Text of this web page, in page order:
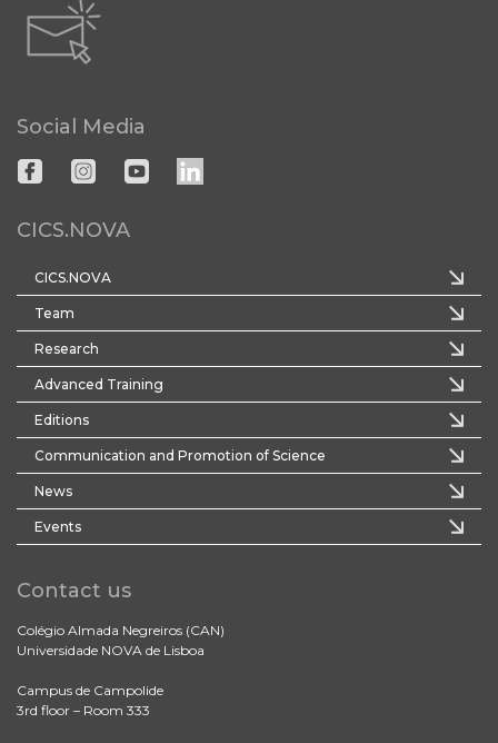
Social Media
CICS.NOVA
CICS.NOVA
Team
Research
Advanced Training
Editions
Communication and Promotion of Science
News
Events
Contact us
Colégio Almada Negreiros (CAN)
Universidade NOVA de Lisboa
Campus de Campolide
3rd floor – Room 333